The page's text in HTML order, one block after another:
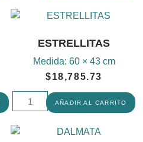
ESTRELLITAS
Medida: 60 × 43 cm
$18,785.73
AÑADIR AL CARRITO